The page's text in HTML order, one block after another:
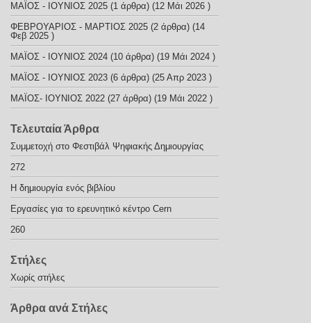
ΜΑΪΟΣ - ΙΟΥΝΙΟΣ 2025 (1 άρθρα) (12 Μάι 2026 )
ΦΕΒΡΟΥΑΡΙΟΣ - ΜΑΡΤΙΟΣ 2025 (2 άρθρα) (14
Φεβ 2025 )
ΜΑΪΟΣ - ΙΟΥΝΙΟΣ 2024 (10 άρθρα) (19 Μάι 2024 )
ΜΑΪΟΣ - ΙΟΥΝΙΟΣ 2023 (6 άρθρα) (25 Απρ 2023 )
ΜΑΪΟΣ- ΙΟΥΝΙΟΣ 2022 (27 άρθρα) (19 Μάι 2022 )
Τελευταία Άρθρα
Συμμετοχή στο Φεστιβάλ Ψηφιακής Δημιουργίας
272
Η δημιουργία ενός βιβλίου
Εργασίες για το ερευνητικό κέντρο Cern
260
Στήλες
Χωρίς στήλες
Άρθρα ανά Στήλες